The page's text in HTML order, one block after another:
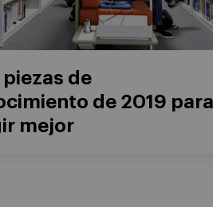
piezas de
de 2019 para
mejor